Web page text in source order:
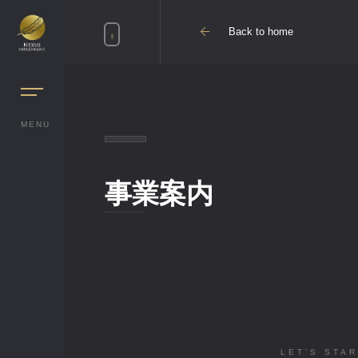
MENU
Back to home
事業案内
LET’S